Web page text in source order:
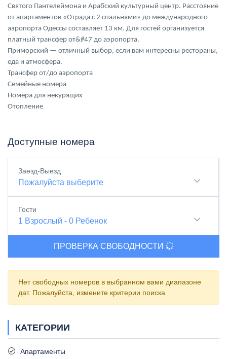
Святого Пантелеймона и Арабский культурный центр. Расстояние
от апартаментов «Отрада с 2 спальнями» до международного
аэропорта Одессы составляет 13 км. Для гостей организуется
платный трансфер от&#47 до аэропорта.
Приморский — отличный выбор, если вам интересны рестораны,
еда и атмосфера.
Трансфер от/до аэропорта
Семейные номера
Номера для некурящих
Отопление
Доступные номера
Заезд-Выезд
Пожалуйста выберите
Гости
1 Взрослый - 0 Ребенок
ПРОВЕРКА СВОБОДНОСТИ
Нет свободных номеров в выбранном вами диапазоне
дат. Пожалуйста, измените критерии поиска
КАТЕГОРИИ
Апартаменты